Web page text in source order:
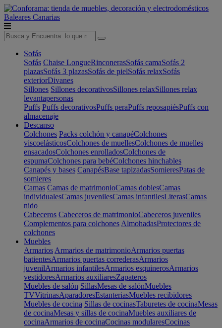
Baleares Canarias
Sofás
Sofás Chaise LongueRinconerasSofás camaSofás 2
plazasSofás 3 plazasSofás de pielSofás relaxSofás
exteriorDivanes
Sillones Sillones decorativosSillones relaxSillones relax
levantapersonas
Puffs Puffs decorativosPuffs peraPuffs reposapiésPuffs con
almacenaje
Descanso
Colchones Packs colchón y canapéColchones
viscoelásticosColchones de muellesColchones de muelles
ensacadosColchones enrolladosColchones de
espumaColchones para bebéColchones hinchables
Canapés y bases CanapésBase tapizadasSomieresPatas de
somieres
Camas Camas de matrimonioCamas doblesCamas
individualesCamas juvenilesCamas infantilesLiterasCamas
nido
Cabeceros Cabeceros de matrimonioCabeceros juveniles
Complementos para colchones AlmohadasProtectores de
colchones
Muebles
Armarios Armarios de matrimonioArmarios puertas
batientesArmarios puertas correderasArmarios
juvenilArmarios infantilesArmarios esquinerosArmarios
vestidoresArmarios auxiliaresZapateros
Muebles de salón SillasMesas de salónMuebles
TVVitrinasAparadoresEstanteriasMuebles recibidores
Muebles de cocina Sillas de cocinasTaburetes de cocinaMesas
de cocinaMesas y sillas de cocinaMuebles auxiliares de
cocinaArmarios de cocinaCocinas modularesCocinas